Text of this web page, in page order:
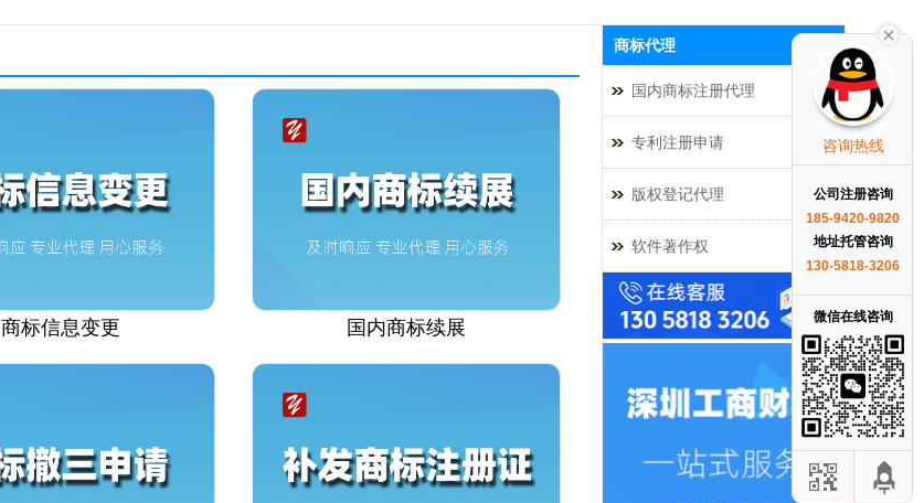
商标代理
国内商标注册代理
专利注册申请
版权登记代理
软件著作权
商标信息变更 国内商标续展
咨询热线
公司注册咨询
185-9420-9820
地址托管咨询
130-5818-3206
微信在线咨询